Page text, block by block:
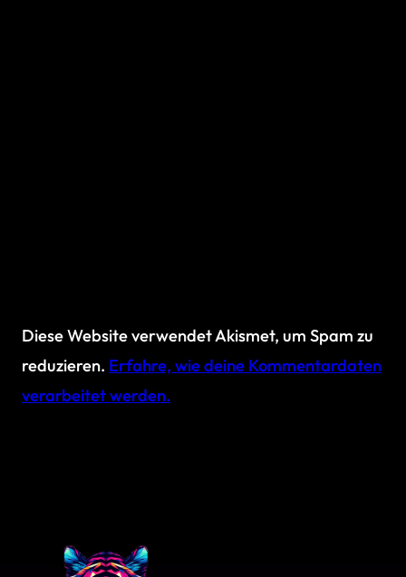
Diese Website verwendet Akismet, um Spam zu
reduzieren. Erfahre, wie deine Kommentardaten
verarbeitet werden.